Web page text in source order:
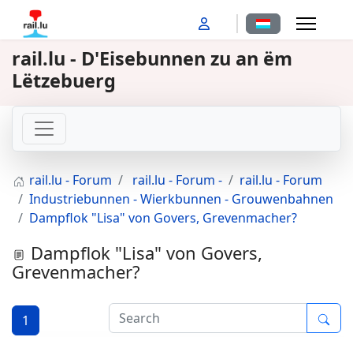
Sprache
rail.lu - D'Eisebunnen zu an ëm
Lëtzebuerg
rail.lu - Forum rail.lu - Forum -
rail.lu - Forum
Industriebunnen - Wierkbunnen - Grouwenbahnen
Dampflok "Lisa" von Govers, Grevenmacher?
Dampflok "Lisa" von Govers,
Grevenmacher?
1